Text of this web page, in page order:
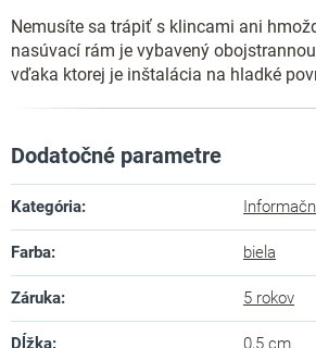
Nemusíte sa trápiť s klincami ani
nasúvací rám je vybavený
vďaka ktorej je inštalácia na hladké
Dodatočné parametre
Kategória:
Farba: biela
Záruka: 5 rokov
Dĺžka: 0,5 cm